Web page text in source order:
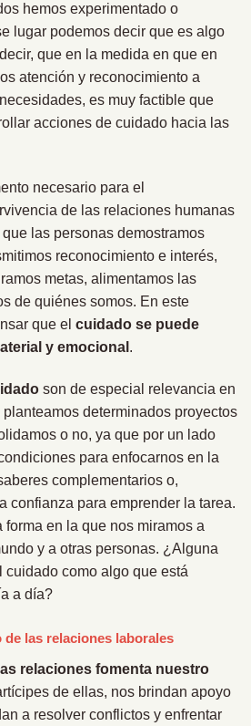
hemos experimentado o
lugar podemos decir que es algo
que en la medida en que en
atención y reconocimiento a
es muy factible que
acciones de cuidado hacia las
necesario para el
de las relaciones humanas
las personas demostramos
reconocimiento e interés,
metas, alimentamos las
de quiénes somos. En este
que el cuidado se puede
y emocional .
son de especial relevancia en
planteamos determinados proyectos
o no, ya que por un lado
para enfocarnos en la
complementarios o,
confianza para emprender la tarea.
forma en la que nos miramos a
y a otras personas. ¿Alguna
cuidado como algo que está
a día?
las relaciones laborales
relaciones fomenta nuestro
de ellas, nos brindan apoyo
a resolver conflictos y enfrentar